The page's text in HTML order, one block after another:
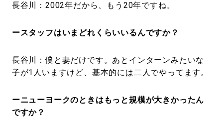
長谷川：2002年だから、もう20年ですね。
ースタッフはいまどれくらいいるんですか？
長谷川：僕と妻だけです。あとインターンみたいな
子が1人いますけど、基本的には二人でやってます。
ーニューヨークのときはもっと規模が大きかったん
ですか？